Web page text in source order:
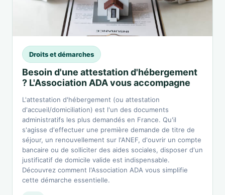
Droits et démarches
Besoin d'une attestation d'hébergement
? L'Association ADA vous accompagne
L'attestation d'hébergement (ou attestation
d'accueil/domiciliation) est l'un des documents
administratifs les plus demandés en France. Qu'il
s'agisse d'effectuer une première demande de titre de
séjour, un renouvellement sur l'ANEF, d'ouvrir un compte
bancaire ou de solliciter des aides sociales, disposer d'un
justificatif de domicile valide est indispensable.
Découvrez comment l'Association ADA vous simplifie
cette démarche essentielle.